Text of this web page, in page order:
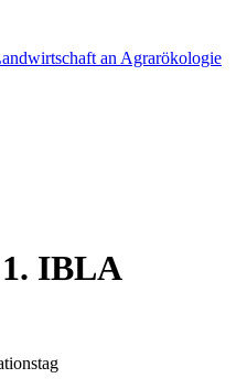
an Agrarökologie
1. IBLA